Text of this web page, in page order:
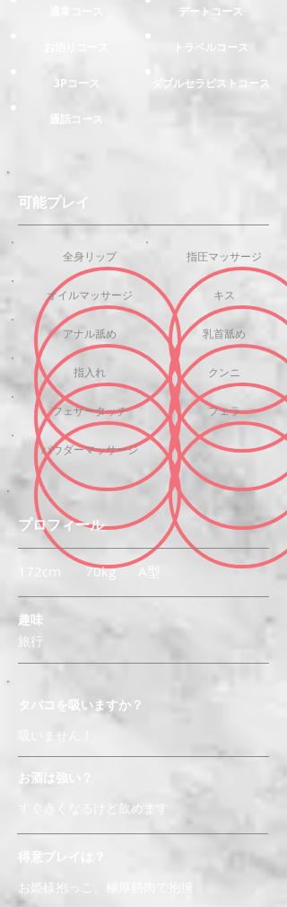
3Pコース
通話コース
デートコース
トラベルコース
ダブルセラピストコース
可能プレイ
全身リップ
オイルマッサージ
アナル舐め
指入れ
フェザータッチ
パウダーマッサージ
指圧マッサージ
キス
乳首舐め
クンニ
フェラ
プロフィール
172cm 70kg
趣味
旅行
タバコを吸いますか？
吸いません！
お酒は強い？
すぐ赤くなるけど飲めます
得意プレイは？
お姫様抱っこ、極厚筋肉で抱擁